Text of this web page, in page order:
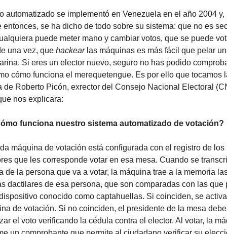
automatizado se implementó en Venezuela en el año 2004 y,
entonces, se ha dicho de todo sobre su sistema: que no es
puede meter mano y cambiar votos, que se puede
una vez, que hackear las máquinas es más fácil que pelar
Si eres un elector nuevo, seguro no has podido
cómo funciona el merequetengue. Es por ello que tocamos
de Roberto Picón, exrector del Consejo Nacional Electoral
nos explicara:
funciona nuestro sistema automatizado de votación?
máquina de votación está configurada con el registro de los
que les corresponde votar en esa mesa. Cuando se
de la persona que va a votar, la máquina trae a la memoria
dactilares de esa persona, que son comparadas con las que
conocido como captahuellas. Si coinciden, se
de votación. Si no coinciden, el presidente de la mesa debe
el voto verificando la cédula contra el elector. Al votar, la